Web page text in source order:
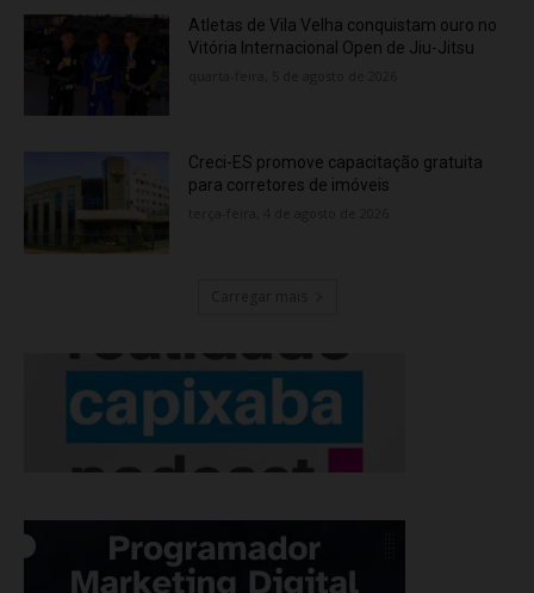
Atletas de Vila Velha conquistam ouro no
Vitória Internacional Open de Jiu-Jitsu
Creci-ES promove capacitação gratuita
para corretores de imóveis